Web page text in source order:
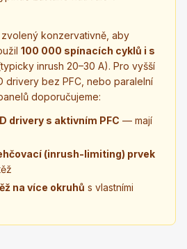
konzervativně, aby
100 000 spínacích cyklů i s
inrush 20–30 A). Pro vyšší
drivery bez PFC, nebo paralelní
doporučujeme:
drivery s aktivním PFC — mají
(inrush-limiting) prvek
na více okruhů s vlastními